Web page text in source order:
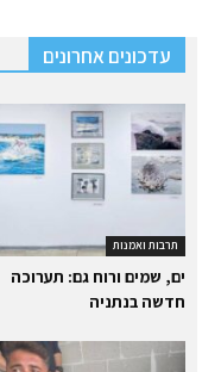
עדכונים אחרונים
תרבות ואמנות
ים, שמים ורוח גם: תערוכה
חדשה בנתניה